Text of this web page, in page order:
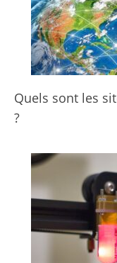
Quels sont les
?